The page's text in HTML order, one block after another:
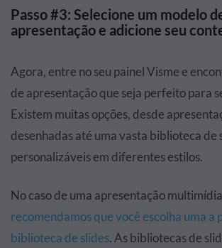
Passo #3: Selecione um modelo
apresentação e adicione seu
Agora, entre no seu painel Visme e
de apresentação que seja perfeito para
Existem muitas opções, desde
desenhadas até uma vasta biblioteca de
personalizáveis em diferentes estilos.
No caso de uma apresentação
recomendamos que você escolha uma a
biblioteca de slides. As bibliotecas de